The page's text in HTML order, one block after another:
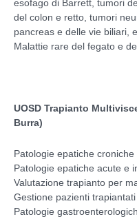
esofago di Barrett, tumori
del colon e retto, tumori
pancreas e delle vie biliari,
Malattie rare del fegato e
UOSD Trapianto
Burra)
Patologie epatiche
Patologie epatiche acute e
Valutazione trapianto per
Gestione pazienti trapiantati
Patologie